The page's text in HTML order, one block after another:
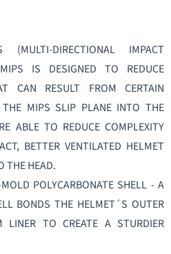
DIRECTIONAL IMPACT
IS DESIGNED TO REDUCE
CAN RESULT FROM CERTAIN
THE MIPS SLIP PLANE INTO THE
ABLE TO REDUCE COMPLEXITY
BETTER VENTILATED HELMET
THE HEAD.
POLYCARBONATE SHELL - A
BONDS THE HELMET´S OUTER
TO CREATE A STURDIER